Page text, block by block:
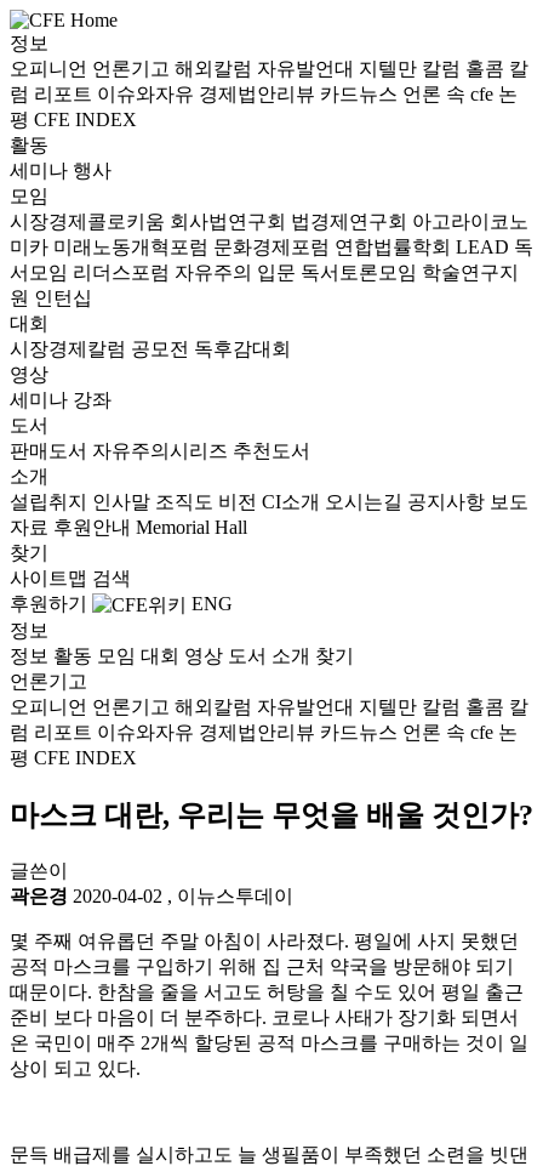
정보
오피니언 언론기고 해외칼럼 자유발언대 지텔만 칼럼 홀콤 칼
럼 리포트 이슈와자유 경제법안리뷰 카드뉴스 언론 속 cfe 논
평 CFE INDEX
활동
세미나 행사
모임
시장경제콜로키움 회사법연구회 법경제연구회 아고라이코노
미카 미래노동개혁포럼 문화경제포럼 연합법률학회 LEAD 독
서모임 리더스포럼 자유주의 입문 독서토론모임 학술연구지
원 인턴십
대회
시장경제칼럼 공모전 독후감대회
영상
세미나 강좌
도서
판매도서 자유주의시리즈 추천도서
소개
설립취지 인사말 조직도 비전 CI소개 오시는길 공지사항 보도
자료 후원안내 Memorial Hall
찾기
사이트맵 검색
후원하기
ENG
정보
정보 활동 모임 대회 영상 도서 소개 찾기
언론기고
오피니언 언론기고 해외칼럼 자유발언대 지텔만 칼럼 홀콤 칼
럼 리포트 이슈와자유 경제법안리뷰 카드뉴스 언론 속 cfe 논
평 CFE INDEX
마스크 대란, 우리는 무엇을 배울 것인가?
글쓴이
곽은경 2020-04-02 , 이뉴스투데이
몇 주째 여유롭던 주말 아침이 사라졌다. 평일에 사지 못했던
공적 마스크를 구입하기 위해 집 근처 약국을 방문해야 되기
때문이다. 한참을 줄을 서고도 허탕을 칠 수도 있어 평일 출근
준비 보다 마음이 더 분주하다. 코로나 사태가 장기화 되면서
온 국민이 매주 2개씩 할당된 공적 마스크를 구매하는 것이 일
상이 되고 있다.
문득 배급제를 실시하고도 늘 생필품이 부족했던 소련을 빗댄